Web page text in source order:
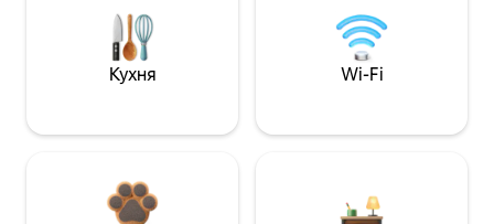
Кухня Wi-Fi